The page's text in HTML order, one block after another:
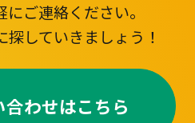
ご連絡ください。
していきましょう！
合わせはこちら